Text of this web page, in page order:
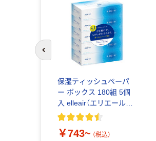
保湿ティッシュペーパ
ー ボックス 180組 5個
入 elleair（エリエール）
+Water 大王製紙
￥743~ （税込）
前のスライドへ